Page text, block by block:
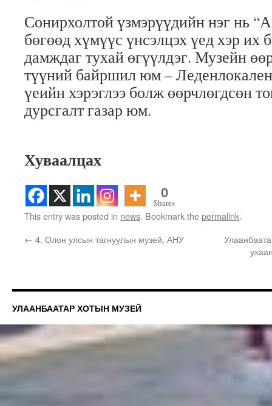
Сонирхолтой үзмэрүүдийн нэг нь
бөгөөд хүмүүс үнсэлцэх үед хэр их
дамждаг тухай өгүүлдэг. Музейн
түүний байршил юм –
үеийн хэрэглээ болж өөрчлөгдсөн
дурсгалт газар юм.
Хуваалцах
0
Shares
This entry was posted in news. Bookmark thepermalink.
← 4. Олон улсын тагнуулын музей, АНУ
УЛААНБААТАР ХОТЫН МУЗЕЙ